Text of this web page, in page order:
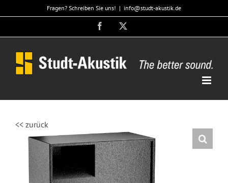
Inhalt
Fragen? Schreiben Sie uns! | info@studt-akustik.de
Facebook
<< zurück